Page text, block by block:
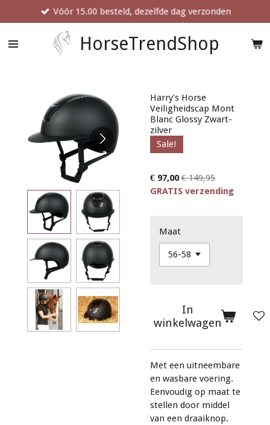
direct
naar
HorseTrendShop
Vóór 15.00 besteld, dezelfde dag verzonden
Harry's Horse
Veiligheidscap Mont
Blanc Glossy Zwart-
zilver
Sale!
€ 97,00 € 149,95
GRATIS verzending
Maat
In
winkelwagen
Met een uitneembare
en wasbare voering.
Eenvoudig op maat te
stellen door middel
van een draaiknop.